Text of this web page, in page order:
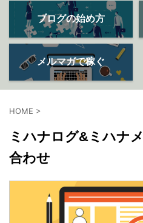
ブログの始め方
メルマガで稼ぐ
HOME >
ミハナログ&ミハナ
合わせ